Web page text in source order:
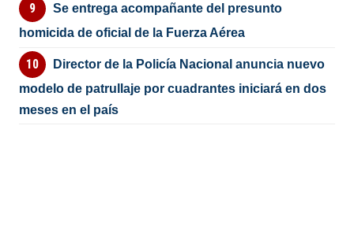
Se entrega acompañante del presunto
homicida de oficial de la Fuerza Aérea
Director de la Policía Nacional anuncia nuevo
modelo de patrullaje por cuadrantes iniciará en dos
meses en el país